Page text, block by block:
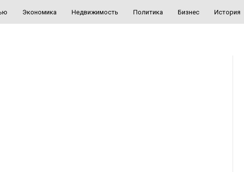
Экономика Недвижимость Политика Бизнес История